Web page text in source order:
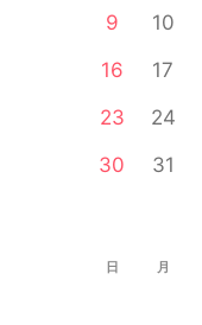
9
10
16
17
23
24
30
31
日 月